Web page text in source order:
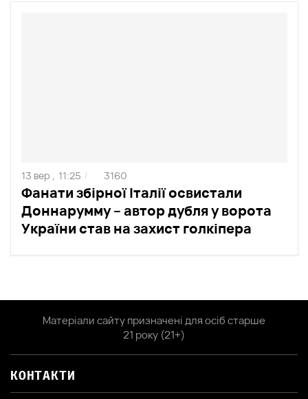
Фанати збірної Італії освистали
Доннарумму – автор дубля у ворота
України став на захист голкіпера
13 вер , 11:25 / 3160
Матеріали сайту призначені для осіб старше
21 року (21+)
КОНТАКТИ